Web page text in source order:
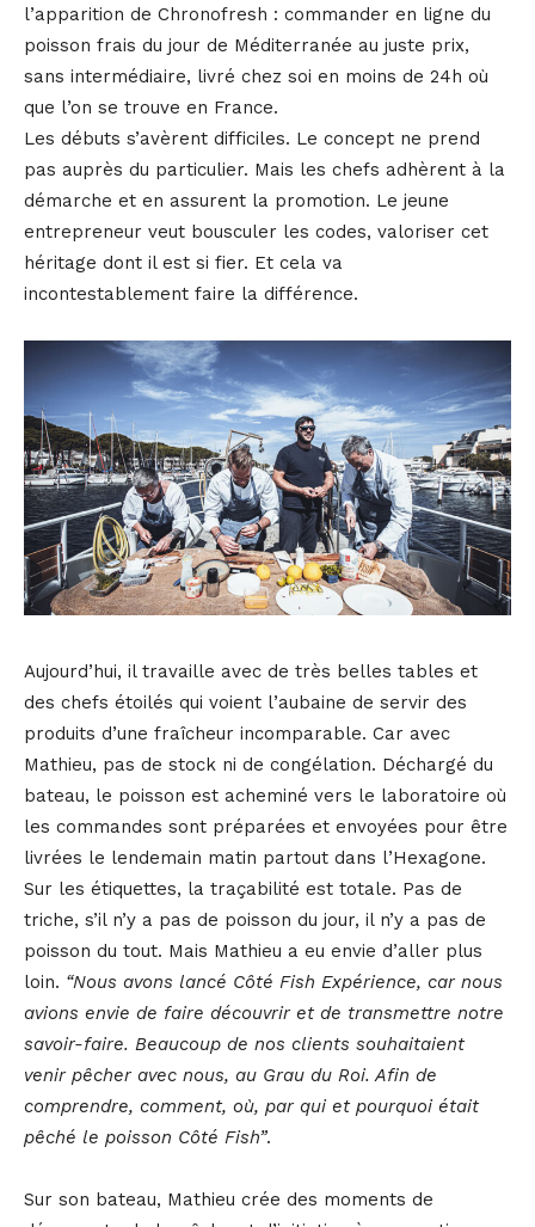
l’apparition de Chronofresh : commander en ligne du
poisson frais du jour de Méditerranée au juste prix,
sans intermédiaire, livré chez soi en moins de 24h où
que l’on se trouve en France.
Les débuts s’avèrent difficiles. Le concept ne prend
pas auprès du particulier. Mais les chefs adhèrent à la
démarche et en assurent la promotion. Le jeune
entrepreneur veut bousculer les codes, valoriser cet
héritage dont il est si fier. Et cela va
incontestablement faire la différence.
Aujourd’hui, il travaille avec de très belles tables et
des chefs étoilés qui voient l’aubaine de servir des
produits d’une fraîcheur incomparable. Car avec
Mathieu, pas de stock ni de congélation. Déchargé du
bateau, le poisson est acheminé vers le laboratoire où
les commandes sont préparées et envoyées pour être
livrées le lendemain matin partout dans l’Hexagone.
Sur les étiquettes, la traçabilité est totale. Pas de
triche, s’il n’y a pas de poisson du jour, il n’y a pas de
poisson du tout. Mais Mathieu a eu envie d’aller plus
loin. “Nous avons lancé Côté Fish Expérience, car nous
avions envie de faire découvrir et de transmettre notre
savoir-faire. Beaucoup de nos clients souhaitaient
venir pêcher avec nous, au Grau du Roi. Afin de
comprendre, comment, où, par qui et pourquoi était
pêché le poisson Côté Fish”.
Sur son bateau, Mathieu crée des moments de